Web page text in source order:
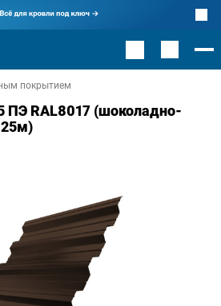
покрытием
ПЭ RAL8017 (шоколадно-